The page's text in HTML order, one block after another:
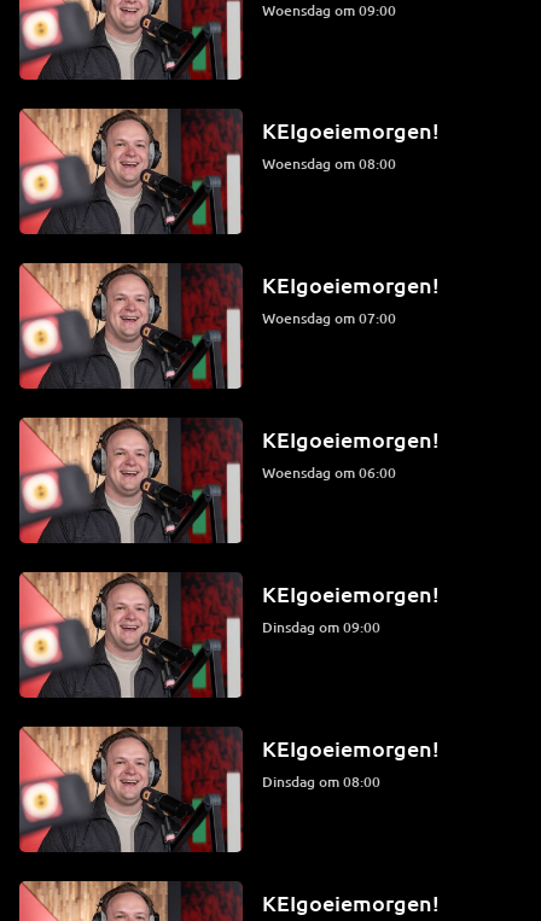
woensdag om 09:00
KEIgoeiemorgen!
woensdag om 08:00
KEIgoeiemorgen!
woensdag om 07:00
KEIgoeiemorgen!
woensdag om 06:00
KEIgoeiemorgen!
dinsdag om 09:00
KEIgoeiemorgen!
dinsdag om 08:00
KEIgoeiemorgen!